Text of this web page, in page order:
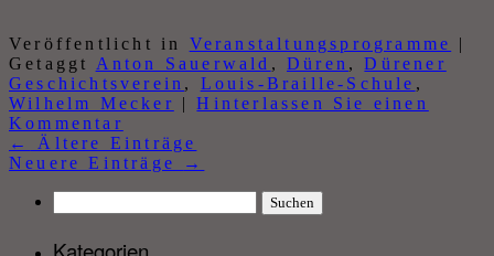
Veröffentlicht in Veranstaltungsprogramme
|
Getaggt
Anton Sauerwald ,Düren ,Dürener
Geschichtsverein , Louis-Braille-Schule ,
Wilhelm Mecker |
Hinterlassen Sie einen
Kommentar
←
Ältere Einträge
Neuere Einträge
→
nach: